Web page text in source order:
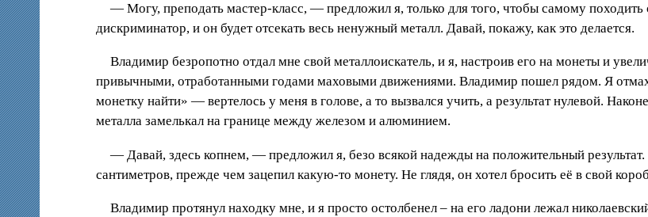
— Могу, преподать мастер-класс, — предложил я, только для того, чтобы самому
дискриминатор, и он будет отсекать весь ненужный металл. Давай, покажу, как это делается.
Владимир безропотно отдал мне свой металлоискатель, и я, настроив его на монеты и
привычными, отработанными годами маховыми движениями. Владимир пошел рядом. Я
монетку найти» — вертелось у меня в голове, а то вызвался учить, а результат нулевой.
металла замелькал на границе между железом и алюминием.
— Давай, здесь копнем, — предложил я, безо всякой надежды на положительный
сантиметров, прежде чем зацепил какую-то монету. Не глядя, он хотел бросить её в свой
Владимир протянул находку мне, и я просто остолбенел – на его ладони лежал